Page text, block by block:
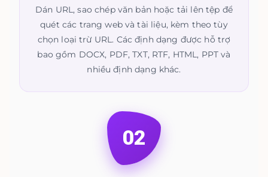
Dán URL, sao chép văn bản hoặc tải lên tệp để
quét các trang web và tài liệu, kèm theo tùy
chọn loại trừ URL. Các định dạng được hỗ trợ
bao gồm DOCX, PDF, TXT, RTF, HTML, PPT và
nhiều định dạng khác.
02